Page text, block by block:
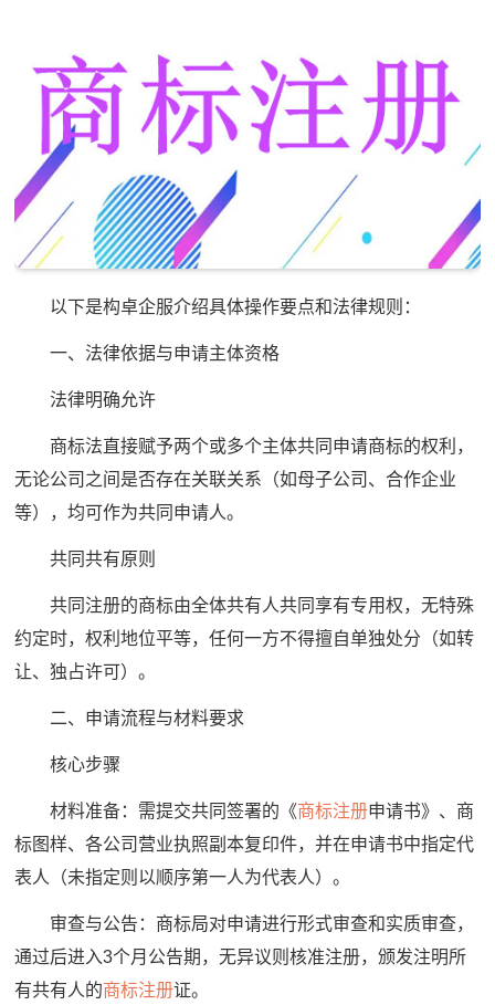
以下是构卓企服介绍具体操作要点和法律规则：
一、法律依据与申请主体资格
法律明确允许
商标法直接赋予两个或多个主体共同申请商标的权利，
无论公司之间是否存在关联关系（如母子公司、合作企业
等），均可作为共同申请人。
共同共有原则
共同注册的商标由全体共有人共同享有专用权，无特殊
约定时，权利地位平等，任何一方不得擅自单独处分（如转
让、独占许可）。
二、申请流程与材料要求
核心步骤
材料准备：需提交共同签署的《商标注册申请书》、商
标图样、各公司营业执照副本复印件，并在申请书中指定代
表人（未指定则以顺序第一人为代表人）。
审查与公告：商标局对申请进行形式审查和实质审查，
通过后进入3个月公告期，无异议则核准注册，颁发注明所
有共有人的商标注册证。